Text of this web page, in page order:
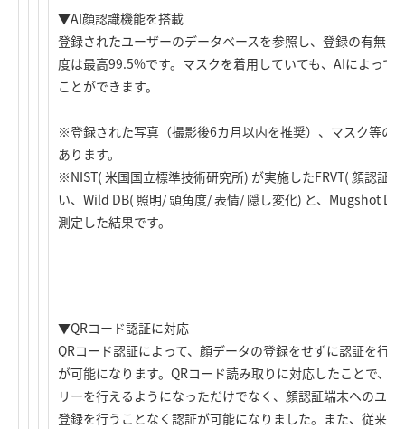
▼AI顔認識機能を搭載
登録されたユーザーのデータベースを参照し、登録の有無
度は最高99.5%です。マスクを着用していても、AIによって
ことができます。
※登録された写真（撮影後6カ月以内を推奨）、マスク等の
あります。
※NIST( 米国国立標準技術研究所) が実施したFRVT( 顔認証
い、Wild DB( 照明/ 頭角度/ 表情/ 隠し変化) と、Mugshot
測定した結果です。
▼QRコード認証に対応
QRコード認証によって、顔データの登録をせずに認証を行
が可能になります。QRコード読み取りに対応したことで、
リーを行えるようになっただけでなく、顔認証端末へのユ
登録を行うことなく認証が可能になりました。また、従来